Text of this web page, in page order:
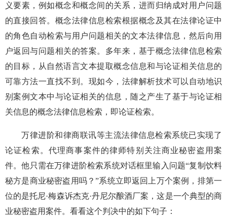
义要素，例如概念和概念间的关系，进而归纳成对用户问题
的直接回答。概念法律信息检索根据概念及其在法律论证中
的角色自动检索与用户问题相关的文本法律信息，然后向用
户返回与问题相关的答案。多年来，基于概念法律信息检索
的目标，从自然语言文本提取概念信息和与论证相关信息的
可靠方法一直找不到。现如今，法律解析技术可以自动地识
别案例文本中与论证相关的信息，随之产生了基于与论证相
关信息的概念法律信息检索，即论证检索。
万律进阶和律商联讯等主流法律信息检索系统已实现了
论证检索。代理商事案件的律师特别关注商业秘密盗用案
件。他只需在万律进阶检索系统对话框里输入问题“复制饮料
秘方是商业秘密盗用吗？”系统立即返回上万个案例，排第一
位的是托尼·梅森诉杰克·丹尼尔酿酒厂案，这是一个典型的商
业秘密盗用案件。看看这个判决中的如下句子：